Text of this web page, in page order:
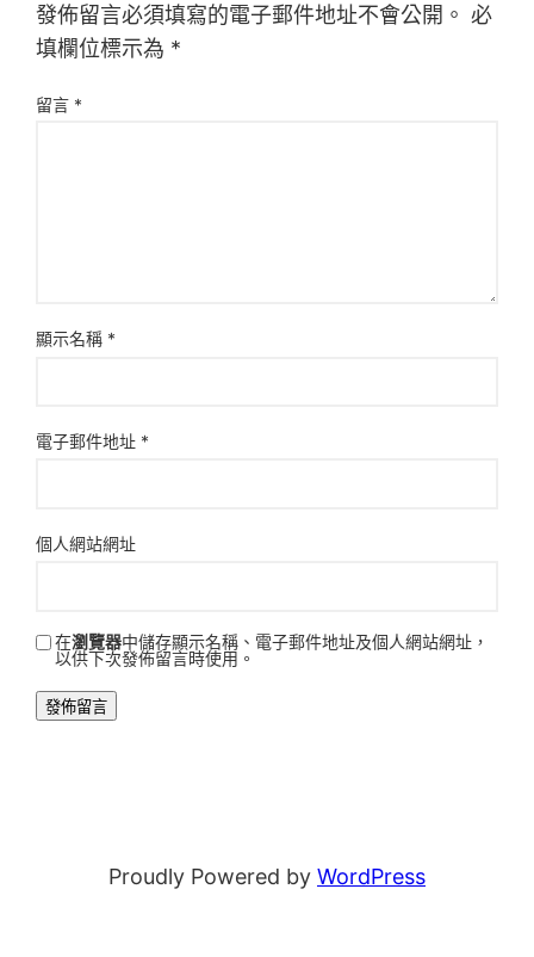
發佈留言必須填寫的電子郵件地址不會公開。 必
填欄位標示為 *
留言 *
顯示名稱 *
電子郵件地址 *
個人網站網址
在瀏覽器中儲存顯示名稱、電子郵件地址及個人網站網址，
以供下次發佈留言時使用。
Proudly Powered by WordPress